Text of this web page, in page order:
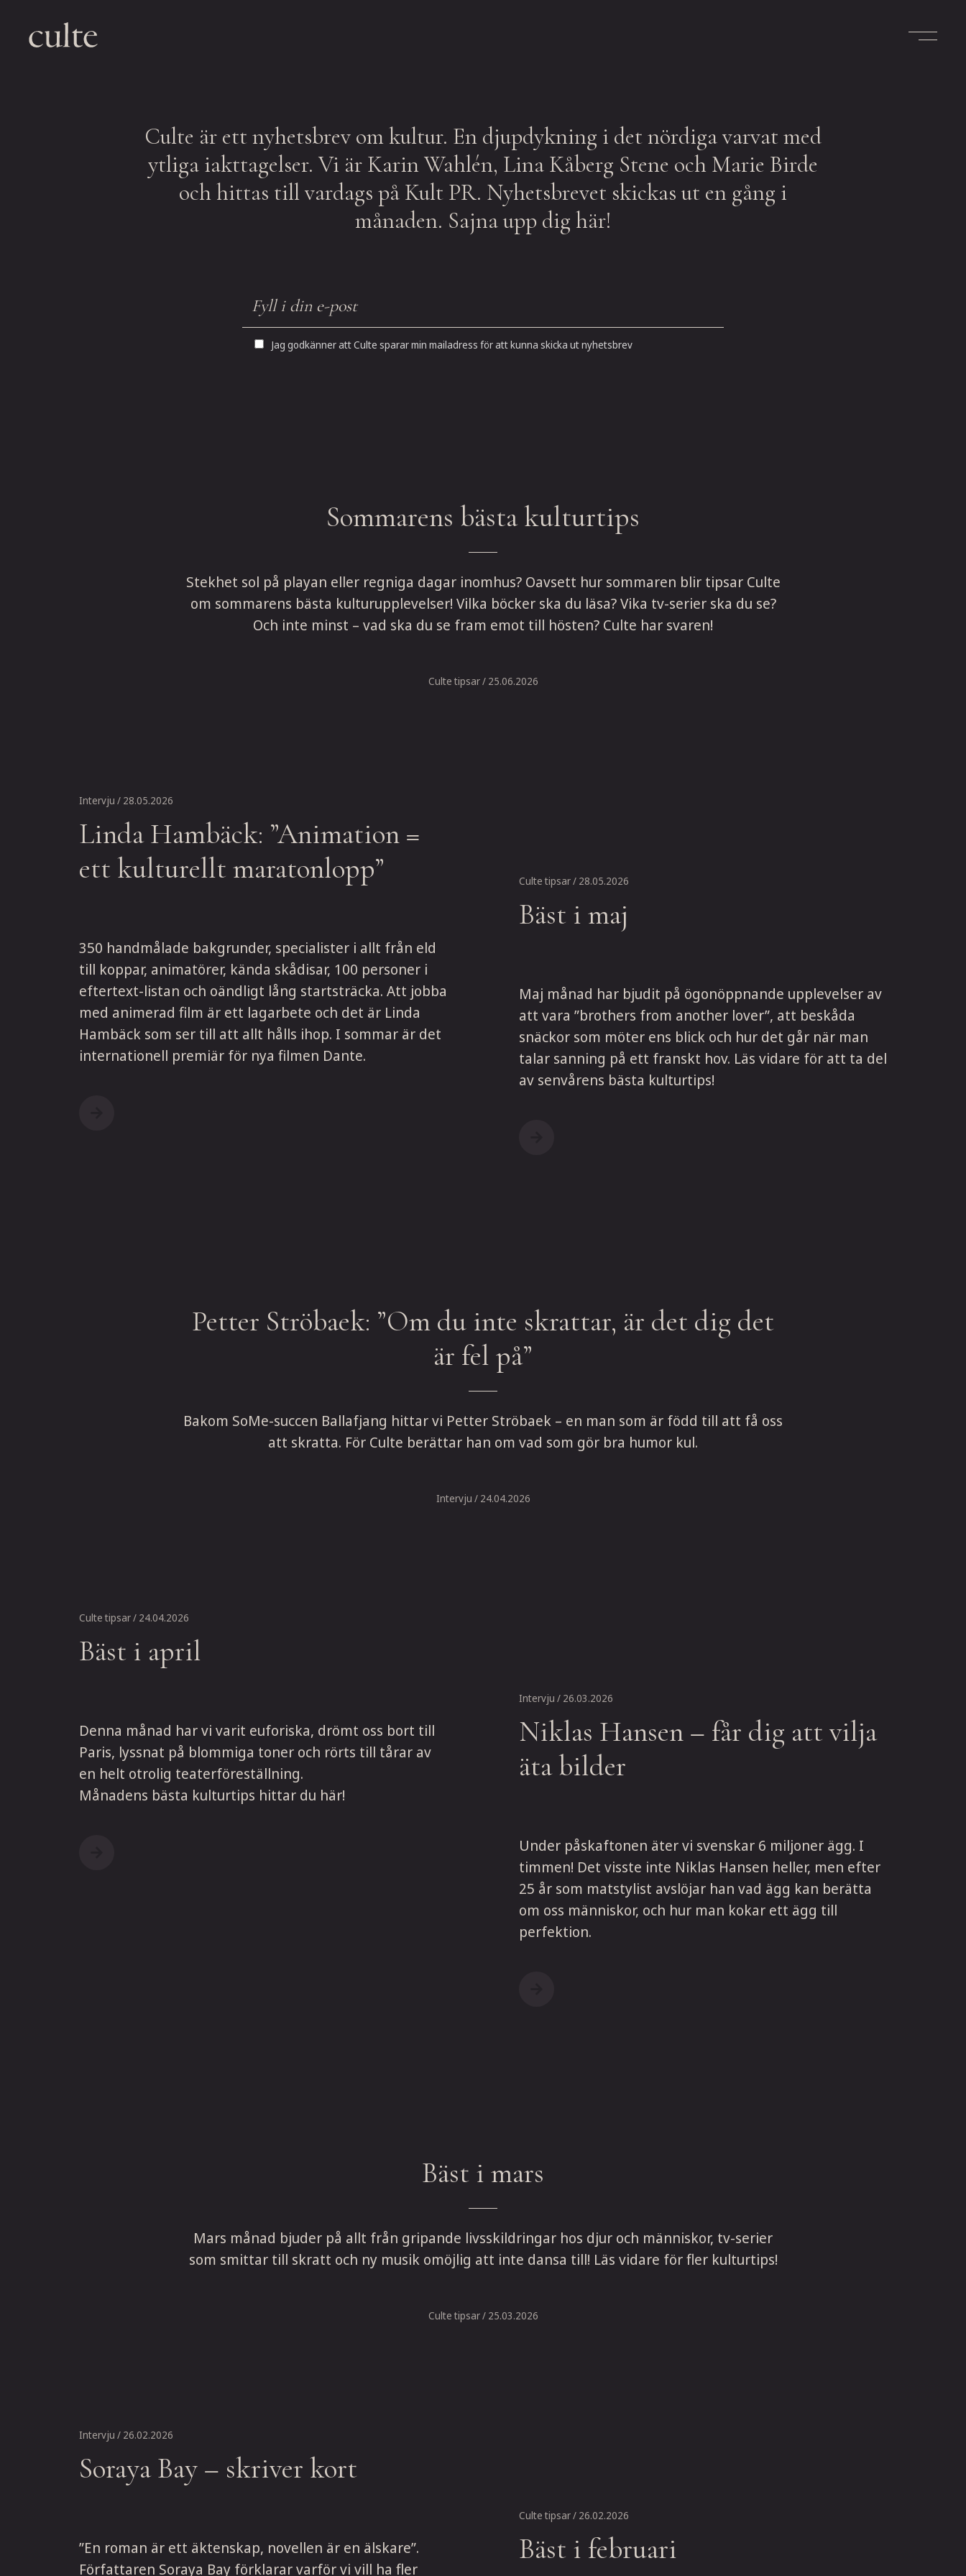
content
Culte är ett nyhetsbrev om kultur. En djupdykning i det nördiga varvat med
ytliga iakttagelser. Vi är Karin Wahlén, Lina Kåberg Stene och Marie Birde
och hittas till vardags på Kult PR. Nyhetsbrevet skickas ut en gång i
månaden. Sajna upp dig här!
Jag godkänner att Culte sparar min mailadress för att kunna skicka ut nyhetsbrev
Sommarens bästa kulturtips
Stekhet sol på playan eller regniga dagar inomhus? Oavsett hur sommaren blir tipsar Culte
om sommarens bästa kulturupplevelser! Vilka böcker ska du läsa? Vika tv-serier ska du se?
Och inte minst – vad ska du se fram emot till hösten? Culte har svaren!
Culte tipsar/ 25.06.2026
Intervju / 28.05.2026
Linda Hambäck: ”Animation =
ett kulturellt maratonlopp”
350 handmålade bakgrunder, specialister i allt från eld
till koppar, animatörer, kända skådisar, 100 personer i
eftertext-listan och oändligt lång startsträcka. Att jobba
med animerad film är ett lagarbete och det är Linda
Hambäck som ser till att allt hålls ihop. I sommar är det
internationell premiär för nya filmen Dante.
Culte tipsar/ 28.05.2026
Bäst i maj
Maj månad har bjudit på ögonöppnande upplevelser av
att vara ”brothers from another lover”, att beskåda
snäckor som möter ens blick och hur det går när man
talar sanning på ett franskt hov. Läs vidare för att ta del
av senvårens bästa kulturtips!
Petter Ströbaek: ”Om du inte skrattar, är det dig det
är fel på”
Bakom SoMe-succen Ballafjang hittar vi Petter Ströbaek – en man som är född till att få oss
att skratta. För Culte berättar han om vad som gör bra humor kul.
Intervju / 24.04.2026
Culte tipsar/ 24.04.2026
Bäst i april
Denna månad har vi varit euforiska, drömt oss bort till
Paris, lyssnat på blommiga toner och rörts till tårar av
en helt otrolig teaterföreställning.
Månadens bästa kulturtips hittar du här!
Intervju / 26.03.2026
Niklas Hansen – får dig att vilja
äta bilder
Under påskaftonen äter vi svenskar 6 miljoner ägg. I
timmen! Det visste inte Niklas Hansen heller, men efter
25 år som matstylist avslöjar han vad ägg kan berätta
om oss människor, och hur man kokar ett ägg till
perfektion.
Bäst i mars
Mars månad bjuder på allt från gripande livsskildringar hos djur och människor, tv-serier
som smittar till skratt och ny musik omöjlig att inte dansa till! Läs vidare för fler kulturtips!
Culte tipsar/ 25.03.2026
Intervju / 26.02.2026
Soraya Bay – skriver kort
”En roman är ett äktenskap, novellen är en älskare”.
Författaren Soraya Bay förklarar varför vi vill ha fler
Culte tipsar/ 26.02.2026
Bäst i februari